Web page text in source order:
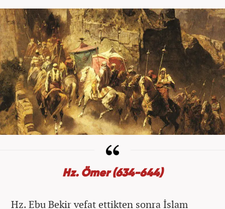
Hz. Ömer (634-644)
Hz. Ebu Bekir vefat ettikten sonra İslam